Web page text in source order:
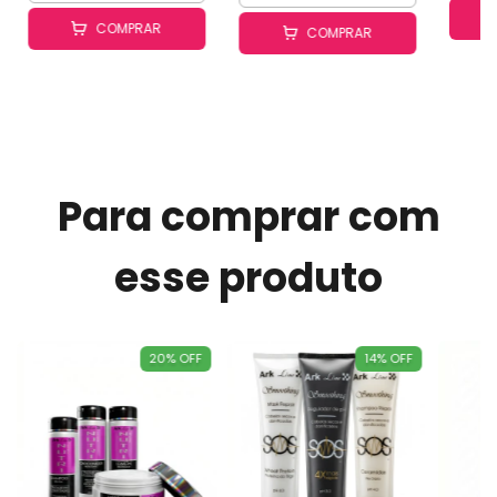
COMPRAR COMPRAR
Para comprar com
esse produto
20%OFF 14%OFF